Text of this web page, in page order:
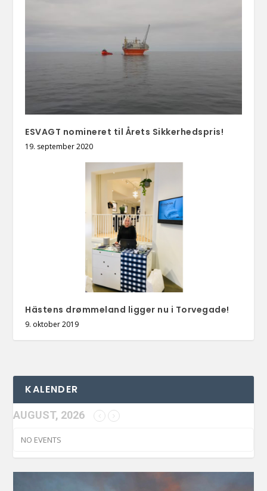
ESVAGT nomineret til Årets Sikkerhedspris!
19. september 2020
Hästens drømmeland ligger nu i Torvegade!
9. oktober 2019
KALENDER
AUGUST, 2026
NO EVENTS